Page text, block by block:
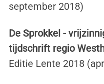
september 2018)
De Sprokkel -
tijdschrift regio
Editie Lente 2018